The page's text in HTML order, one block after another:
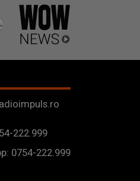
222.999
0754-222.999